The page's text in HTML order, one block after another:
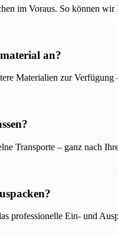
im Voraus. So können
an?
Materialien zur
Transporte – ganz nach
professionelle Ein- und